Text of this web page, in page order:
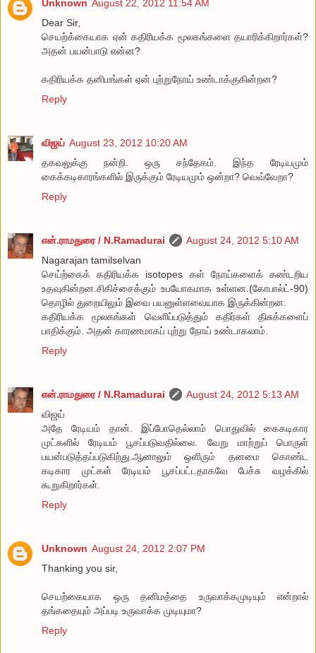
Unknown August 22, 2012 11:54 AM
Dear Sir,
செயற்க்கையாக ஏன் கதிரியக்க மூலகங்களை தயாரிக்கிறார்கள்?
அதன் பயன்பாடு என்ன?
கதிரியக்க தனிமங்கள் ஏன் புற்றுநோய் உண்டாக்குகின்றன?
Reply
விஜய் August 23, 2012 10:20 AM
தகவலுக்கு நன்றி. ஒரு சந்தேகம். இந்த ரேடியமும்
கைக்கடிகாரங்களில் இருக்கும் ரேடியமும் ஒன்றா? வெவ்வேறா?
Reply
என்.ராமதுரை / N.Ramadurai
August 24, 2012 5:10 AM
Nagarajan tamilselvan
செய்ற்கைக் கதிரியக்க isotopes கள் நோய்களைக் கண்டறிய
உதவுகின்றன.சிகிச்சைக்கும் உபயோகமாக உள்ளன.(கோபால்ட்-90)
தொழில் துறையிலும் இவை பயனுள்ளவையாக இருக்கின்றன.
கதிரியக்க மூலகங்கள் வெளிப்படுத்தும் கதிர்கள் திசுக்களைப்
பாதிக்கும். அதன் காரணமாகப் புற்று நோய் உண்டாகலாம்.
Reply
என்.ராமதுரை / N.Ramadurai
August 24, 2012 5:13 AM
விஜய்
அதே ரேடியம் தான். இப்போதெல்லாம் பொதுவில் கைகடிகார
முட்களில் ரேடியம் பூசப்படுவதில்லை. வேறு மாற்றுப் பொருள்
பயன்படுத்தப்படுகிற்து.ஆனாலும் ஒளிரும் தனமை கொண்ட
கடிகார முட்கள் ரேடியம் பூசப்பட்டதாகவே பேச்சு வழக்கில்
கூறுகிறார்கள்.
Reply
Unknown August 24, 2012 2:07 PM
Thanking you sir,
செயற்கையாக ஒரு தனிமத்தை உருவாக்கமுடியும் என்றால்
தங்கதையும் அப்படி உருவாக்க முடியுமா?
Reply